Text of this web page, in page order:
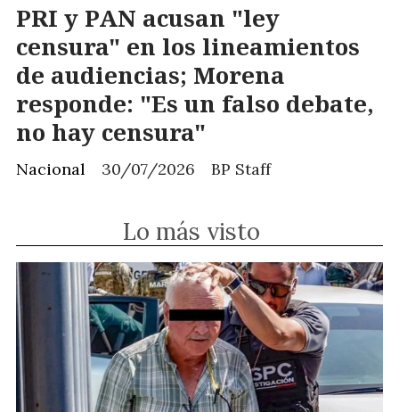
PRI y PAN acusan "ley
censura" en los lineamientos
de audiencias; Morena
responde: "Es un falso debate,
no hay censura"
BP Staff
Nacional 30/07/2026
Lo más visto